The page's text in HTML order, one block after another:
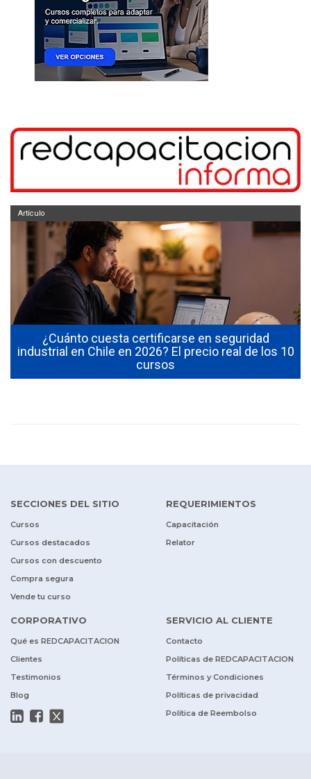
¿Cuánto cuesta certificarse en seguridad
industrial en Chile en 2026? El precio real de los 10
cursos
Artículo
SECCIONES DEL SITIO
Cursos
Cursos destacados
Cursos con descuento
Compra segura
Vende tu curso
REQUERIMIENTOS
Capacitación
Relator
CORPORATIVO
Qué es REDCAPACITACION
Clientes
Testimonios
Blog
SERVICIO AL CLIENTE
Contacto
Políticas de REDCAPACITACION
Términos y Condiciones
Políticas de privacidad
Política de Reembolso